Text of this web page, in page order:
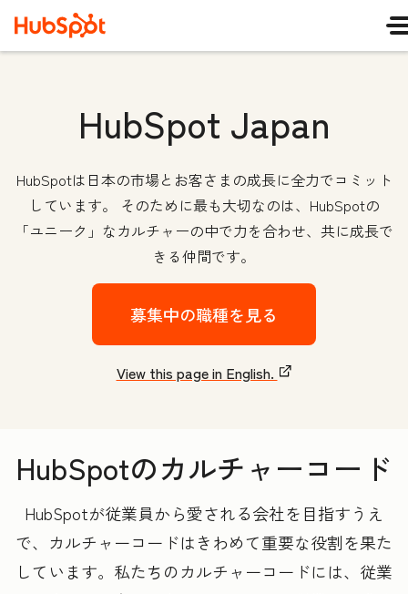
HubSpot Japan
HubSpotは日本の市場とお客さまの成長に全力でコミット
しています。 そのために最も大切なのは、HubSpotの
「ユニーク」なカルチャーの中で力を合わせ、共に成長で
きる仲間です。
募集中の職種を見る
View this page in English.
HubSpotのカルチャーコード
HubSpotが従業員から愛される会社を目指すうえ
で、カルチャーコードはきわめて重要な役割を果た
しています。私たちのカルチャーコードには、従業